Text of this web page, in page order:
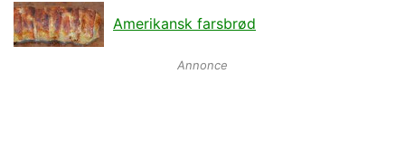
Amerikansk farsbrød
Annonce